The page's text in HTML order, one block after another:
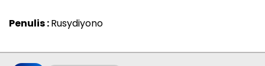
Penulis :Rusydiyono